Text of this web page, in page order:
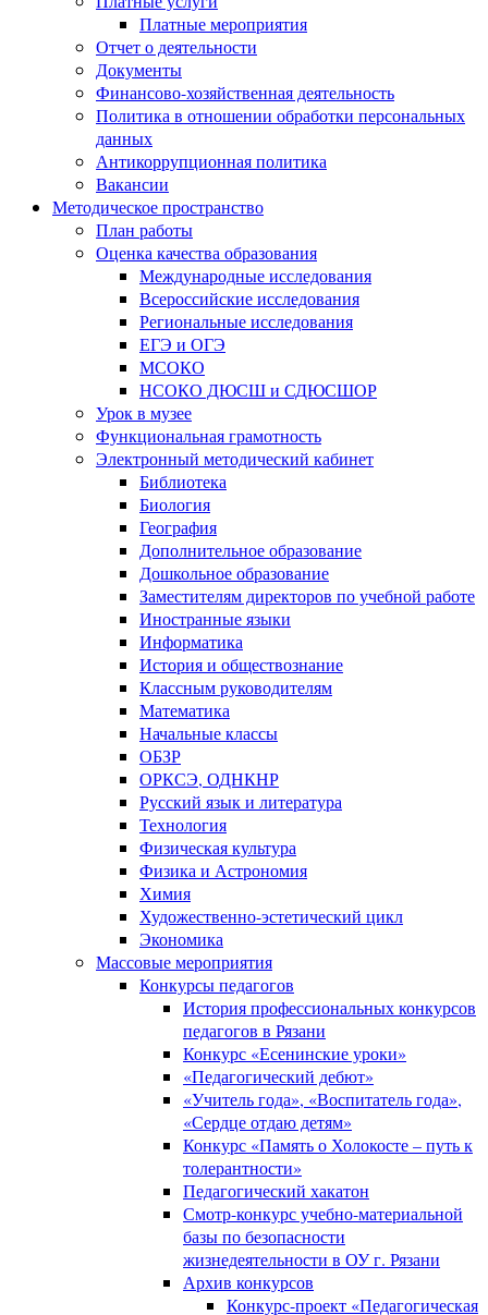
Платные мероприятия
Отчет о деятельности
Документы
Финансово-хозяйственная деятельность
Политика в отношении обработки персональных
данных
Антикоррупционная политика
Вакансии
Методическое пространство
План работы
Оценка качества образования
Международные исследования
Всероссийские исследования
Региональные исследования
ЕГЭ и ОГЭ
МСОКО
НСОКО ДЮСШ и СДЮСШОР
Урок в музее
Функциональная грамотность
Электронный методический кабинет
Библиотека
Биология
География
Дополнительное образование
Дошкольное образование
Заместителям директоров по учебной работе
Иностранные языки
Информатика
История и обществознание
Классным руководителям
Математика
Начальные классы
ОБЗР
ОРКСЭ, ОДНКНР
Русский язык и литература
Технология
Физическая культура
Физика и Астрономия
Химия
Художественно-эстетический цикл
Экономика
Массовые мероприятия
Конкурсы педагогов
История профессиональных конкурсов
педагогов в Рязани
Конкурс «Есенинские уроки»
«Педагогический дебют»
«Учитель года», «Воспитатель года»,
«Сердце отдаю детям»
Конкурс «Память о Холокосте – путь к
толерантности»
Педагогический хакатон
Смотр-конкурс учебно-материальной
базы по безопасности
жизнедеятельности в ОУ г. Рязани
Архив конкурсов
Конкурс-проект «Педагогическая